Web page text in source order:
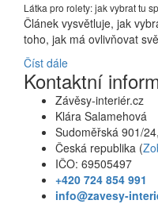
Látka pro rolety: jak vybrat tu
Článek vysvětluje, jak
toho, jak má ovlivňovat
Číst dále
Kontaktní
Závěsy-interiér.cz
Klára Salamehová
Sudoměřská 901/
Česká republika (
IČO: 69505497
+420 724 854 991
info@zavesy-